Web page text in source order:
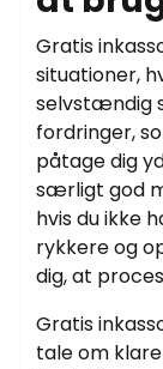
Gratis
situationer,
selvstændig
fordringer,
påtage dig
særligt god
hvis du ikke
rykkere og
dig, at
Gratis
tale om